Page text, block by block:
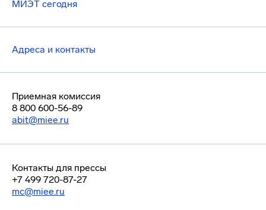
МИЭТ сегодня
Адреса и контакты
Приемная комиссия
8 800 600-56-89
abit@miee.ru
Контакты для прессы
+7 499 720-87-27
mc@miee.ru